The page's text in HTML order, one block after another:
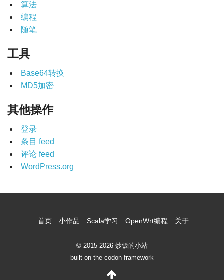
算法
编程
随笔
工具
Base64转换
MD5加密
其他操作
登录
条目 feed
评论 feed
WordPress.org
首页 小作品 Scala学习 OpenWrt编程 关于
© 2015-2026 炒饭的小站
built on the codon framework